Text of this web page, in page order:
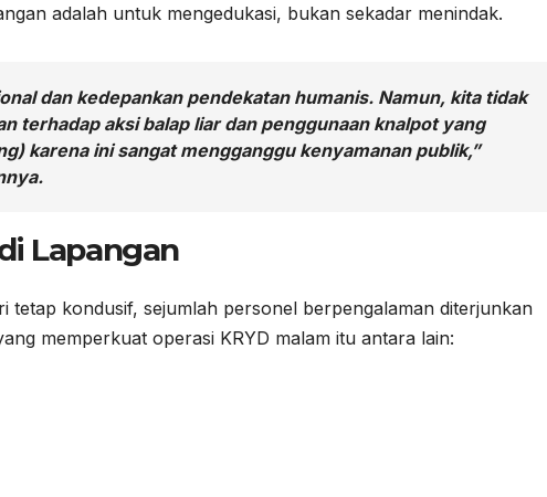
adalah untuk mengedukasi, bukan sekadar menindak.
dan kedepankan pendekatan humanis. Namun, kita tidak
terhadap aksi balap liar dan penggunaan knalpot yang
karena ini sangat mengganggu kenyamanan publik,”
Lapangan
tetap kondusif, sejumlah personel berpengalaman diterjunkan
memperkuat operasi KRYD malam itu antara lain: